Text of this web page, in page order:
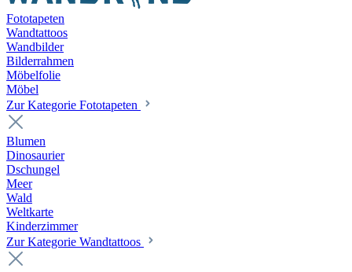
Fototapeten
Wandtattoos
Wandbilder
Bilderrahmen
Möbelfolie
Möbel
Zur Kategorie Fototapeten
Blumen
Dinosaurier
Dschungel
Meer
Wald
Weltkarte
Kinderzimmer
Zur Kategorie Wandtattoos